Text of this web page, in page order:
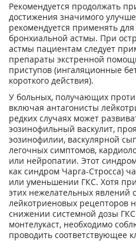
Рекомендуется продолжать
достижения значимого
рекомендуется применять
бронхиальной астмы. При
астмы пациентам следует
препараты экстренной
приступов (ингаляционные
короткого действия).
У больных, получающих
включая антагонисты
редких случаях может
эозинофильный васкулит,
эозинофилии, васкулярной
легочных симптомов,
или нейропатии. Этот
как синдром Чарга-Стросса)
или уменьшении ГКС. Хотя
этих нежелательных явлений
лейкотриеновых рецепторов
снижении системной дозы
монтелукаст, необходимо
проводить соответствующее